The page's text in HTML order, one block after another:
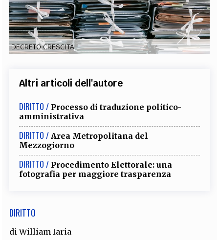
SOCIAL MEDIA
DECRETO CRESCITA
Altri articoli dell'autore
DIRITTO / Processo di traduzione politico-
amministrativa
DIRITTO / Area Metropolitana del
Mezzogiorno
DIRITTO / Procedimento Elettorale: una
fotografia per maggiore trasparenza
DIRITTO
diWilliam Iaria